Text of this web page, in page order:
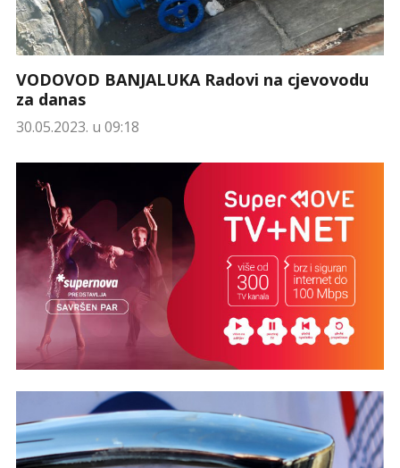
VODOVOD BANJALUKA Radovi na cjevovodu
za danas
30.05.2023. u 09:18